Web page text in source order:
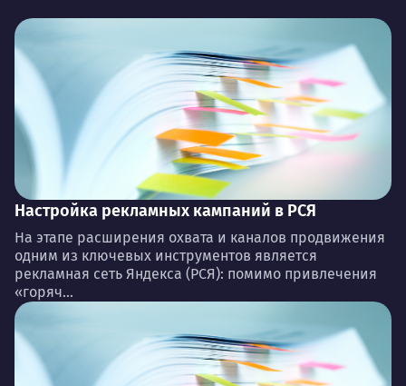
Настройка рекламных кампаний в РСЯ
На этапе расширения охвата и каналов продвижения
одним из ключевых инструментов является
рекламная сеть Яндекса (РСЯ): помимо привлечения
«горяч...